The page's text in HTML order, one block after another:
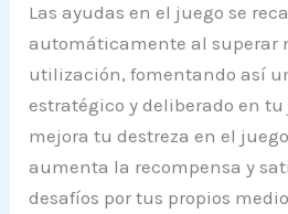
Las ayudas en el juego se
automáticamente al superar
utilización, fomentando así
estratégico y deliberado en tu
mejora tu destreza en el
aumenta la recompensa y
desafíos por tus propios